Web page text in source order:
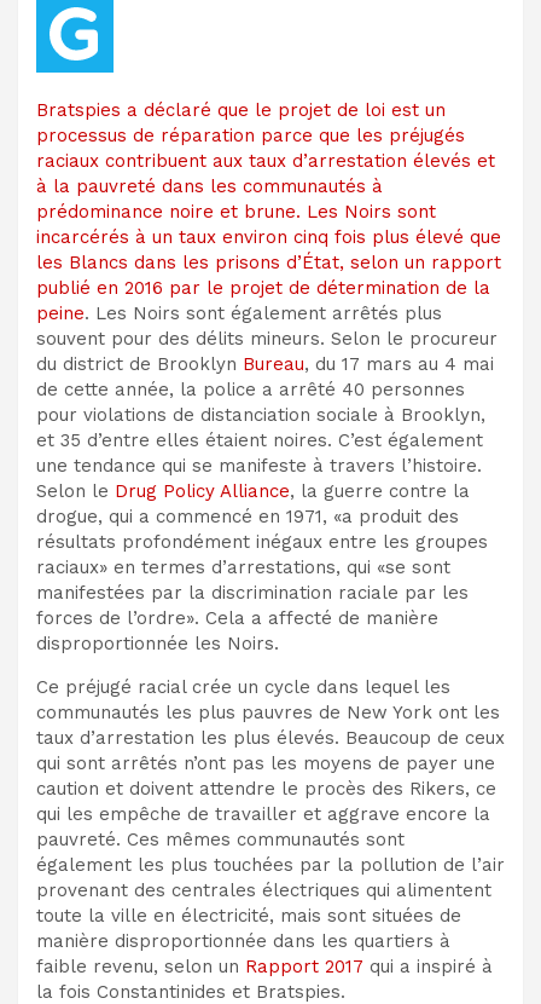
Bratspies a déclaré que le projet de loi est un
processus de réparation parce que les préjugés
raciaux contribuent aux taux d’arrestation élevés et
à la pauvreté dans les communautés à
prédominance noire et brune. Les Noirs sont
incarcérés à un taux environ cinq fois plus élevé que
les Blancs dans les prisons d’État, selon un rapport
publié en 2016 par le projet de détermination de la
peine. Les Noirs sont également arrêtés plus
souvent pour des délits mineurs. Selon le procureur
du district de Brooklyn Bureau, du 17 mars au 4 mai
de cette année, la police a arrêté 40 personnes
pour violations de distanciation sociale à Brooklyn,
et 35 d’entre elles étaient noires. C’est également
une tendance qui se manifeste à travers l’histoire.
Selon le Drug Policy Alliance, la guerre contre la
drogue, qui a commencé en 1971, «a produit des
résultats profondément inégaux entre les groupes
raciaux» en termes d’arrestations, qui «se sont
manifestées par la discrimination raciale par les
forces de l’ordre». Cela a affecté de manière
disproportionnée les Noirs.
Ce préjugé racial crée un cycle dans lequel les
communautés les plus pauvres de New York ont ​​les
taux d’arrestation les plus élevés. Beaucoup de ceux
qui sont arrêtés n’ont pas les moyens de payer une
caution et doivent attendre le procès des Rikers, ce
qui les empêche de travailler et aggrave encore la
pauvreté. Ces mêmes communautés sont
également les plus touchées par la pollution de l’air
provenant des centrales électriques qui alimentent
toute la ville en électricité, mais sont situées de
manière disproportionnée dans les quartiers à
faible revenu, selon un Rapport 2017 qui a inspiré à
la fois Constantinides et Bratspies.